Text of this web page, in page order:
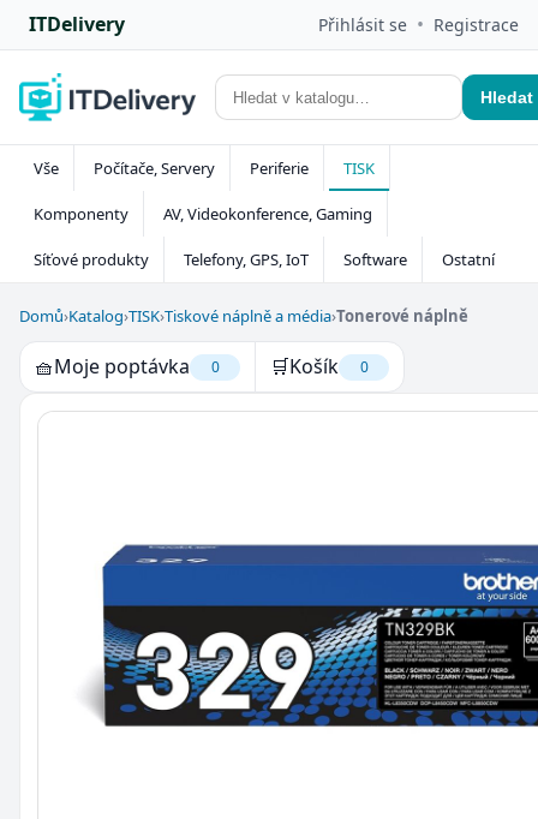
ITDelivery Přihlásit se • Registrace
Hledat
Vše Počítače, Servery Periferie TISK
Komponenty AV, Videokonference, Gaming
Síťové produkty Telefony, GPS, IoT Software Ostatní
Domů›Katalog›TISK›Tiskové náplně a média›Tonerové náplně
🧺Moje poptávka 0 🛒Košík 0